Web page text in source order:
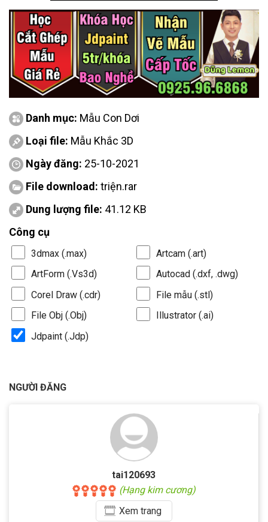
Danh mục: Mẫu Con Dơi
Loại file: Mẫu Khắc 3D
Ngày đăng: 25-10-2021
File download: triện.rar
Dung lượng file: 41.12 KB
Công cụ
3dmax (.max)
Artcam (.art)
ArtForm (.Vs3d)
Autocad (.dxf, .dwg)
Corel Draw (.cdr)
File mẫu (.stl)
File Obj (.Obj)
Illustrator (.ai)
Jdpaint (.Jdp)
NGƯỜI ĐĂNG
tai120693
(Hạng kim cương)
Xemtrang